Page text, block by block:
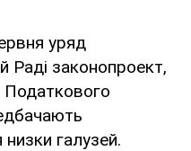
уряд
Раді законопроект,
Податкового
галузей.